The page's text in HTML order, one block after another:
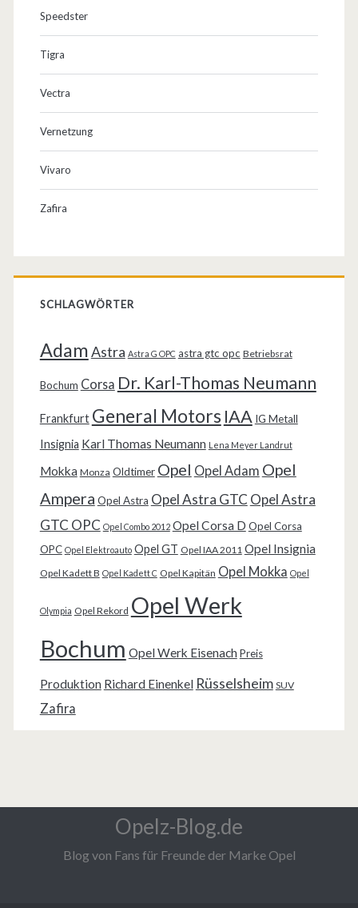
Speedster
Tigra
Vectra
Vernetzung
Vivaro
Zafira
SCHLAGWÖRTER
AdamAstra Astra G OPC astra gtc opc Betriebsrat
Bochum Corsa Dr. Karl-Thomas Neumann
Frankfurt General Motors IAA IG Metall
Insignia Karl Thomas Neumann Lena Meyer Landrut
Mokka Monza Oldtimer Opel Opel Adam Opel
Ampera Opel Astra Opel Astra GTC Opel Astra
GTC OPC Opel Combo 2012 Opel Corsa D Opel Corsa
OPC Opel Elektroauto Opel GT Opel IAA 2011 Opel Insignia
Opel Kadett B Opel Kadett C Opel Kapitän Opel Mokka Opel
Olympia Opel Rekord Opel Werk
Bochum Opel Werk Eisenach Preis
Produktion Richard Einenkel Rüsselsheim SUV
Zafira
Opelz-Blog.de
Blog von Fans für Freunde der Marke Opel